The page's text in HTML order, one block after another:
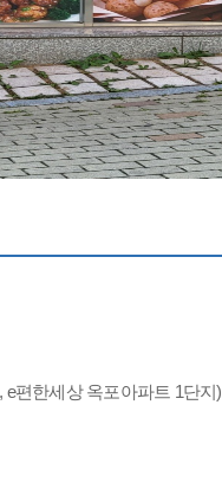
e편한세상 옥포아파트 1단지)